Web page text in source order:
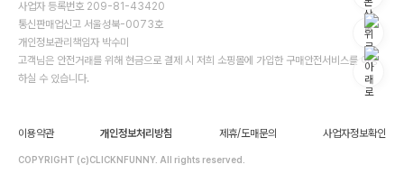
사업자 등록번호 209-81-43420
통신판매업신고 서울성북-0073호
개인정보관리책임자 박수미
고객님은 안전거래를 위해 현금으로 결제 시 저희 소핑몰에 가입한 구매안전서비스를 이용
하실 수 있습니다.
이용약관 개인정보처리방침 제휴/도매문의 사업자정보확인
COPYRIGHT (c)CLICKNFUNNY. All rights reserved.